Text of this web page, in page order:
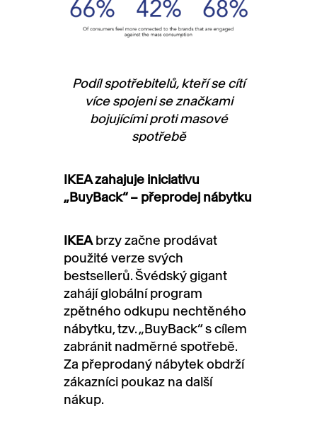
Podíl spotřebitelů, kteří se cítí
více spojeni se značkami
bojujícími proti masové
spotřebě
IKEA zahajuje iniciativu
„BuyBack“ – přeprodej nábytku
IKEAbrzy začne prodávat
použité verze svých
bestsellerů. Švédský gigant
zahájí globální program
zpětného odkupu nechtěného
nábytku, tzv. „BuyBack“ s cílem
zabránit nadměrné spotřebě.
Za přeprodaný nábytek obdrží
zákazníci poukaz na další
nákup.